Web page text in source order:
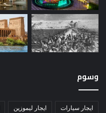
وسوم
ايجار سيارات ايجار ليموزين